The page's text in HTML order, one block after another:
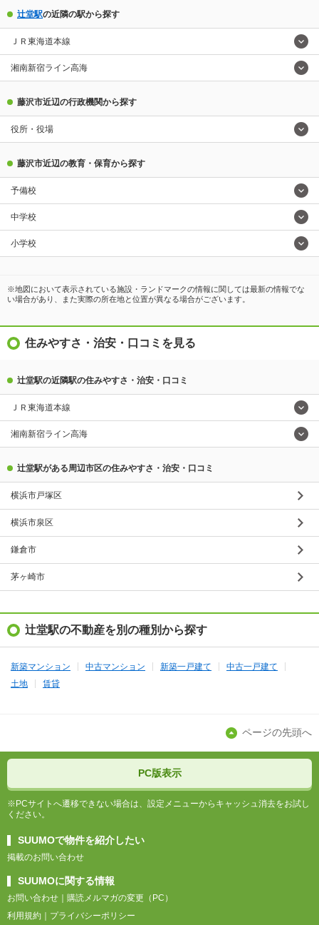
辻堂駅の近隣の駅から探す
ＪＲ東海道本線
湘南新宿ライン高海
藤沢市近辺の行政機関から探す
役所・役場
藤沢市近辺の教育・保育から探す
予備校
中学校
小学校
※地図において表示されている施設・ランドマークの情報に関しては最新の情報でな
い場合があり、また実際の所在地と位置が異なる場合がございます。
住みやすさ・治安・口コミを見る
辻堂駅の近隣駅の住みやすさ・治安・口コミ
ＪＲ東海道本線
湘南新宿ライン高海
辻堂駅がある周辺市区の住みやすさ・治安・口コミ
横浜市戸塚区
横浜市泉区
鎌倉市
茅ヶ崎市
辻堂駅の不動産を別の種別から探す
新築マンション 中古マンション 新築一戸建て
中古一戸建て
土地
賃貸
ページの先頭へ
PC版表示
※PCサイトへ遷移できない場合は、設定メニューからキャッシュ消去をお試し
ください。
SUUMOで物件を紹介したい
掲載のお問い合わせ
SUUMOに関する情報
お問い合わせ
購読メルマガの変更（PC）
利用規約
プライバシーポリシー